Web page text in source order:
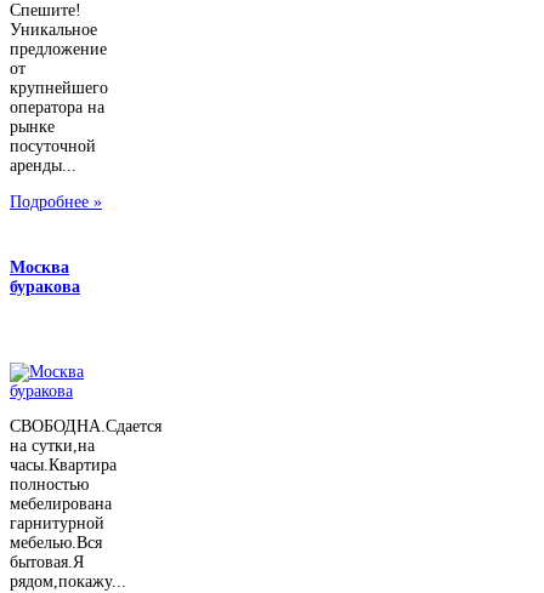
Спешите!
Уникальное
предложение
от
крупнейшего
оператора на
рынке
посуточной
аренды...
Подробнее »
Москва
буракова
СВОБОДНА.Сдается
на сутки,на
часы.Квартира
полностью
мебелирована
гарнитурной
мебелью.Вся
бытовая.Я
рядом,покажу...